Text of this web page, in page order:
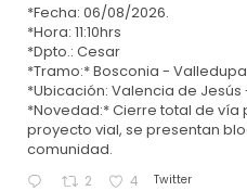
*Fecha: 06/08/2026.
*Hora: 11:10hrs
*Dpto.: Cesar
*Tramo:* Bosconia -
*Ubicación: Valencia de Jesús
*Novedad:* Cierre total de vía
proyecto vial, se presentan
comunidad.
2 4 Twitter